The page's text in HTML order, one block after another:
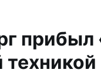
техникой